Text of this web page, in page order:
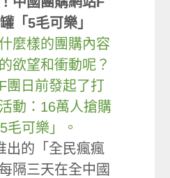
「5毛可樂」
麼樣的團購內容
欲望和衝動呢？
團日前發起了打
動：16萬人搶購
毛可樂」。
的「全民瘋瘋
隔三天在全中國